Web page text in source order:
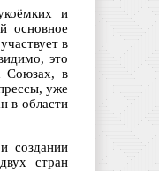
и
основное
в
это
Союзах, в
уже
в области
создании
стран